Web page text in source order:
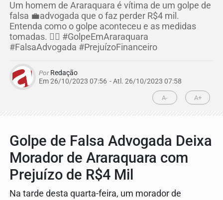
Um homem de Araraquara é vítima de um golpe de
falsa 💼advogada que o faz perder R$4 mil.
Entenda como o golpe aconteceu e as medidas
tomadas. 🕵️‍♂️ #GolpeEmAraraquara
#FalsaAdvogada #PrejuízoFinanceiro
PorRedação
Em 26/10/2023 07:56 - Atl. 26/10/2023 07:58
A- A+
Golpe de Falsa Advogada Deixa
Morador de Araraquara com
Prejuízo de R$4 Mil
Na tarde desta quarta-feira, um morador de